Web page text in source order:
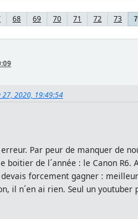
68 69 70 71 72 73
27, 2020, 19:49:54
Par peur de manquer de
boitier de l´année : le Canon
forcement gagner :
il n´en ai rien. Seul un